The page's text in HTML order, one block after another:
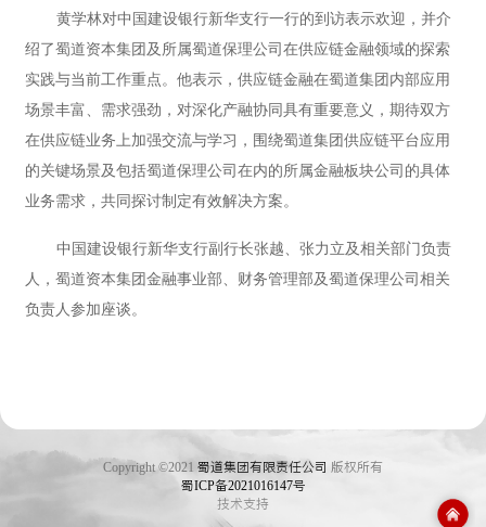
黄学林对中国建设银行新华支行一行的到访表示欢迎，并介
绍了蜀道资本集团及所属蜀道保理公司在供应链金融领域的探索
实践与当前工作重点。他表示，供应链金融在蜀道集团内部应用
场景丰富、需求强劲，对深化产融协同具有重要意义，期待双方
在供应链业务上加强交流与学习，围绕蜀道集团供应链平台应用
的关键场景及包括蜀道保理公司在内的所属金融板块公司的具体
业务需求，共同探讨制定有效解决方案。
中国建设银行新华支行副行长张越、张力立及相关部门负责
人，蜀道资本集团金融事业部、财务管理部及蜀道保理公司相关
负责人参加座谈。
Copyright ©2021 蜀道集团有限责任公司 版权所有
蜀ICP备2021016147号
技术支持